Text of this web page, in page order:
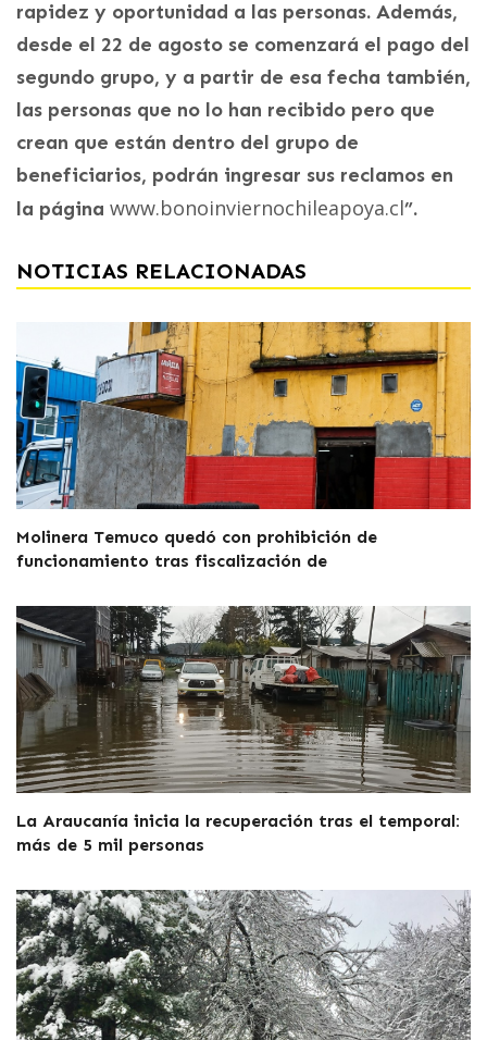
rapidez y oportunidad a las personas. Además,
desde el 22 de agosto se comenzará el pago del
segundo grupo, y a partir de esa fecha también,
las personas que no lo han recibido pero que
crean que están dentro del grupo de
beneficiarios, podrán ingresar sus reclamos en
la página www.bonoinviernochileapoya.cl”.
NOTICIAS RELACIONADAS
Molinera Temuco quedó con prohibición de
funcionamiento tras fiscalización de
La Araucanía inicia la recuperación tras el temporal:
más de 5 mil personas